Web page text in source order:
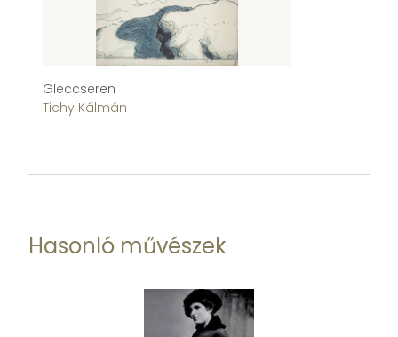
Gleccseren
Tichy Kálmán
Hasonló művészek